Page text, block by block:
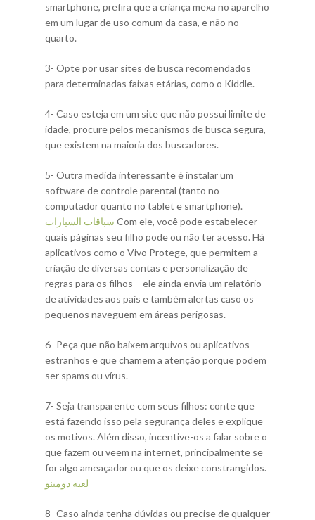
smartphone, prefira que a criança mexa no aparelho
em um lugar de uso comum da casa, e não no
quarto.
3- Opte por usar sites de busca recomendados
para determinadas faixas etárias, como o Kiddle.
4- Caso esteja em um site que não possui limite de
idade, procure pelos mecanismos de busca segura,
que existem na maioria dos buscadores.
5- Outra medida interessante é instalar um
software de controle parental (tanto no
computador quanto no tablet e smartphone).
سباقات السيارات Com ele, você pode estabelecer
quais páginas seu filho pode ou não ter acesso. Há
aplicativos como o Vivo Protege, que permitem a
criação de diversas contas e personalização de
regras para os filhos – ele ainda envia um relatório
de atividades aos pais e também alertas caso os
pequenos naveguem em áreas perigosas.
6- Peça que não baixem arquivos ou aplicativos
estranhos e que chamem a atenção porque podem
ser spams ou vírus.
7- Seja transparente com seus filhos: conte que
está fazendo isso pela segurança deles e explique
os motivos. Além disso, incentive-os a falar sobre o
que fazem ou veem na internet, principalmente se
for algo ameaçador ou que os deixe constrangidos.
لعبه دومينو
8- Caso ainda tenha dúvidas ou precise de qualquer